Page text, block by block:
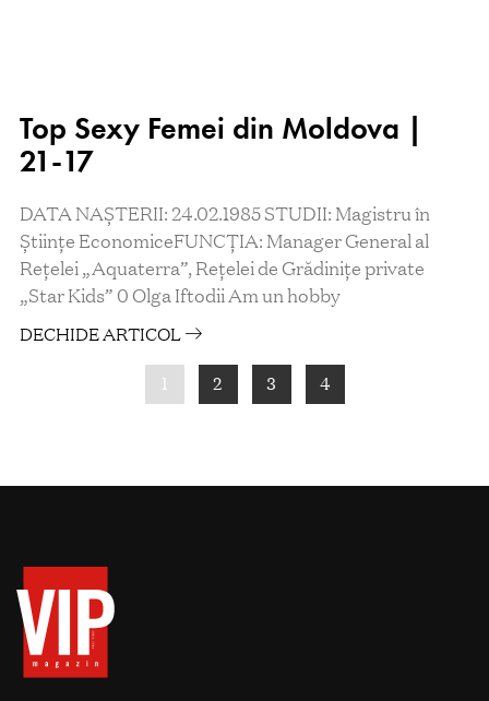
Top Sexy Femei din Moldova |
21-17
DATA NAȘTERII: 24.02.1985 STUDII: Magistru în
Științe EconomiceFUNCȚIA: Manager General al
Rețelei „Aquaterra”, Rețelei de Grădinițe private
„Star Kids” 0 Olga Iftodii Am un hobby
DECHIDE ARTICOL
1 2 3 4